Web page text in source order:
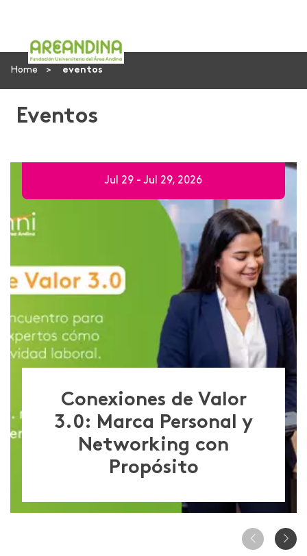
Home eventos
Eventos
Jul 29 - Jul 29, 2026
Conexiones de Valor
3.0: Marca Personal y
Networking con
Propósito